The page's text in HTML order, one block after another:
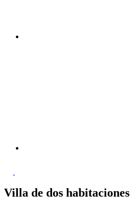
Villa de dos habitaciones